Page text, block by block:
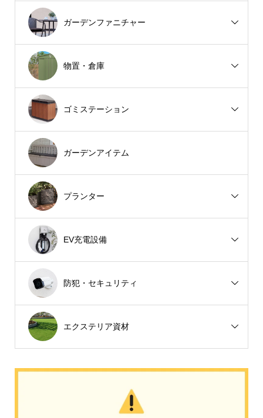
ガーデンファニチャー
物置・倉庫
ゴミステーション
ガーデンアイテム
プランター
EV充電設備
防犯・セキュリティ
エクステリア資材